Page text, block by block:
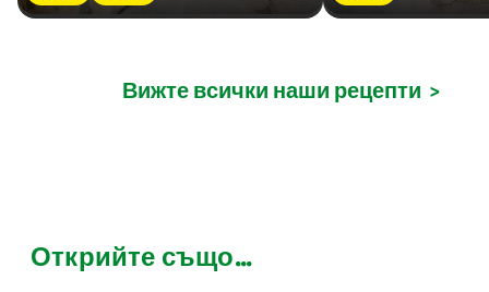
Вижте всички наши рецепти >
Открийте също...